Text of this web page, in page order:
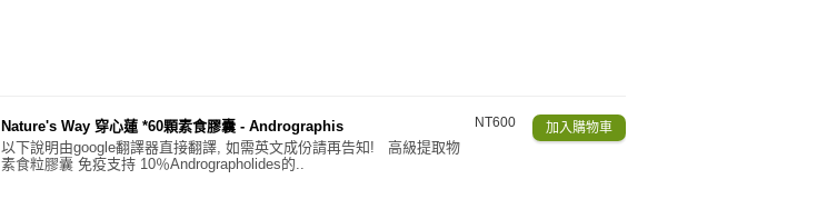
NT600
Nature's Way 穿心蓮 *60顆素食膠囊 - Andrographis
以下說明由google翻譯器直接翻譯, 如需英文成份請再告知! 高級提取物
素食粒膠囊 免疫支持 10％Andrographolides的..